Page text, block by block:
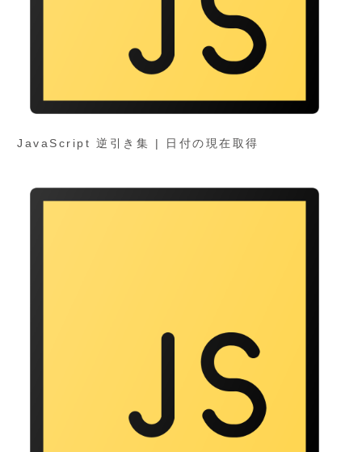
JavaScript 逆引き集 | 日付の現在取得